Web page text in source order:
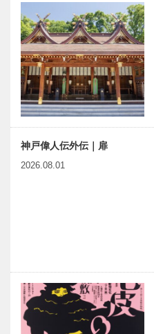
神戸偉人伝外伝｜扉
2026.08.01